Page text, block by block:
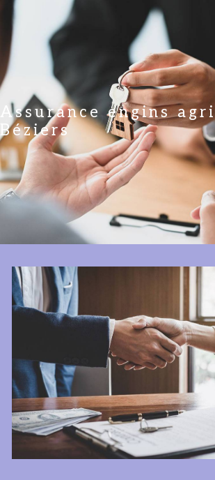
Panneau de gestion des cookies
Assurance engins
Béziers